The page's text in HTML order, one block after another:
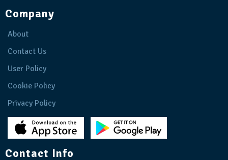
Company
About
Contact Us
User Policy
Cookie Policy
Privacy Policy
Contact Info